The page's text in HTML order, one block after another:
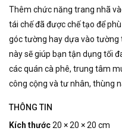
Thêm chức năng trang nhã
tái chế đã được chế tạo để
góc tường hay dựa vào tường
này sẽ giúp bạn tận dụng tối
các quán cà phê, trung tâm
công cộng và tư nhân, thùng
THÔNG TIN
Kích thước20 × 20 × 20 cm